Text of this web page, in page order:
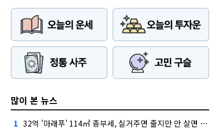
많이 본 뉴스
1 32억 '마래푸' 114㎡ 종부세, 실거주면 줄지만 안 살면 2.5배